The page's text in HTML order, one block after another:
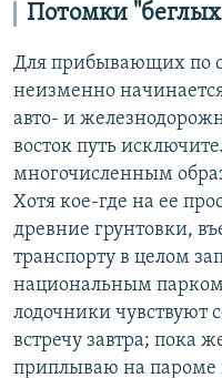
Потомки
Для прибывающих по
неизменно
авто- и
восток путь
многочисленным
Хотя кое-где на ее
древние грунтовки,
транспорту в целом
национальным
лодочники чувствуют
встречу завтра;
приплываю на пароме